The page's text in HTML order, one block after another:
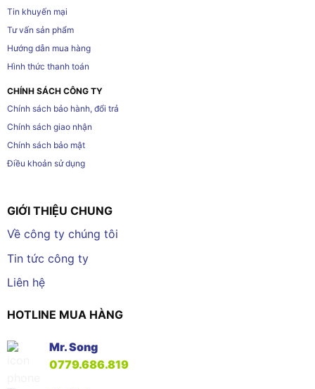
Tin khuyến mại
Tư vấn sản phẩm
Hướng dẫn mua hàng
Hình thức thanh toán
CHÍNH SÁCH CÔNG TY
Chính sách bảo hành, đổi trả
Chính sách giao nhận
Chính sách bảo mật
Điều khoản sử dụng
GIỚI THIỆU CHUNG
Về công ty chúng tôi
Tin tức công ty
Liên hệ
HOTLINE MUA HÀNG
Mr. Song
0779.686.819